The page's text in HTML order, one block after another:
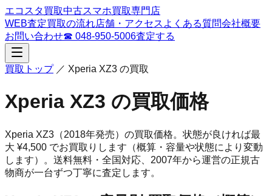
エコスタ買取中古スマホ買取専門店
WEB査定買取の流れ店舗・アクセス よくある質問会社概要
お問い合わせ☎ 048-950-5006査定する
買取トップ／ Xperia XZ3 の買取
Xperia XZ3 の買取価格
Xperia XZ3 （2018年発売） の買取価格。 状態が良ければ最
大 ¥4,500 でお買取りします（概算・容量や状態により変動
します）。 送料無料・全国対応、 2007年から運営の正規古
物商が一台ずつ丁寧に査定します。